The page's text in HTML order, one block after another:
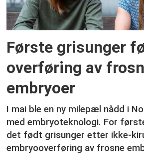
Første grisunger
overføring av
embryoer
I mai ble en ny milepæl nådd i
med embryoteknologi. For
det født grisunger etter ikke-
embryooverføring av frosne